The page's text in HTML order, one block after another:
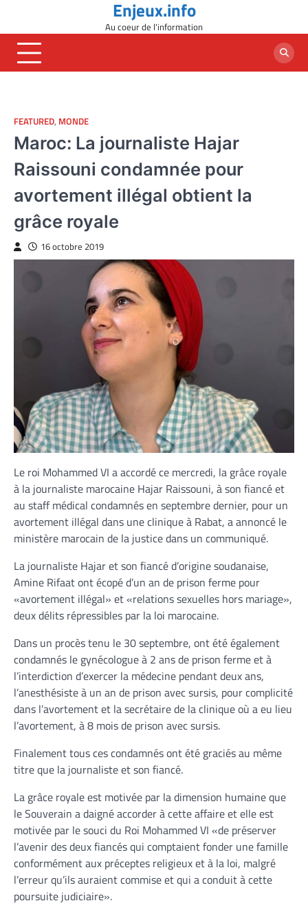
content
Enjeux.info
Au coeur de l'information
FEATURED, MONDE
Maroc: La journaliste Hajar
Raissouni condamnée pour
avortement illégal obtient la
grâce royale
16 octobre 2019
Le roi Mohammed VI a accordé ce mercredi, la grâce royale
à la journaliste marocaine Hajar Raissouni, à son fiancé et
au staff médical condamnés en septembre dernier, pour un
avortement illégal dans une clinique à Rabat, a annoncé le
ministère marocain de la justice dans un communiqué.
La journaliste Hajar et son fiancé d’origine soudanaise,
Amine Rifaat ont écopé d’un an de prison ferme pour
«avortement illégal» et «relations sexuelles hors mariage»,
deux délits répressibles par la loi marocaine.
Dans un procès tenu le 30 septembre, ont été également
condamnés le gynécologue à 2 ans de prison ferme et à
l’interdiction d’exercer la médecine pendant deux ans,
l’anesthésiste à un an de prison avec sursis, pour complicité
dans l’avortement et la secrétaire de la clinique où a eu lieu
l’avortement, à 8 mois de prison avec sursis.
Finalement tous ces condamnés ont été graciés au même
titre que la journaliste et son fiancé.
La grâce royale est motivée par la dimension humaine que
le Souverain a daigné accorder à cette affaire et elle est
motivée par le souci du Roi Mohammed VI «de préserver
l’avenir des deux fiancés qui comptaient fonder une famille
conformément aux préceptes religieux et à la loi, malgré
l’erreur qu’ils auraient commise et qui a conduit à cette
poursuite judiciaire».